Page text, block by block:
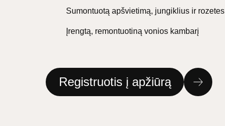
Sumontuotą apšvietimą, jungiklius ir rozetes
Įrengtą, remontuotiną vonios kambarį
Registruotis į apžiūrą